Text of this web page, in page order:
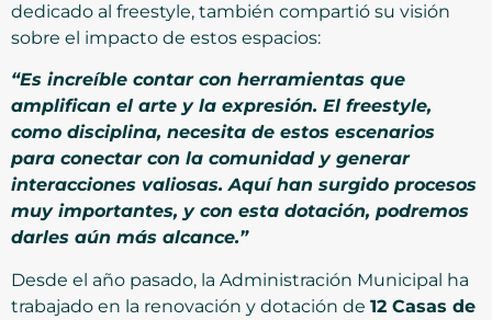
dedicado al freestyle, también compartió su visión
sobre el impacto de estos espacios:
“Es increíble contar con herramientas que
amplifican el arte y la expresión. El freestyle,
como disciplina, necesita de estos escenarios
para conectar con la comunidad y generar
interacciones valiosas. Aquí han surgido procesos
muy importantes, y con esta dotación, podremos
darles aún más alcance.”
Desde el año pasado, la Administración Municipal ha
trabajado en la renovación y dotación de 12 Casas de